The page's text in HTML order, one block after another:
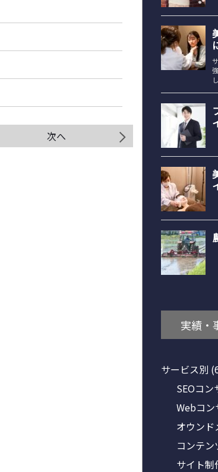
次へ
実績・
サービス別
SEOコ
Webコン
オウンド
コンテ
サイト制